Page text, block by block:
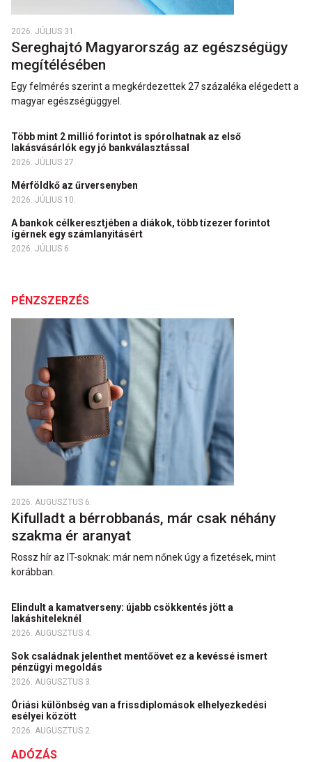
2026. JÚLIUS 31.
Sereghajtó Magyarország az egészségügy
megítélésében
Egy felmérés szerint a megkérdezettek 27 százaléka elégedett a
magyar egészségüggyel.
Több mint 2 millió forintot is spórolhatnak az első
lakásvásárlók egy jó bankválasztással
2026. JÚLIUS 27.
Mérföldkő az űrversenyben
2026. JÚLIUS 10.
A bankok célkeresztjében a diákok, több tízezer forintot
ígérnek egy számlanyitásért
2026. JÚLIUS 6.
PÉNZSZERZÉS
2026. AUGUSZTUS 6.
Kifulladt a bérrobbanás, már csak néhány
szakma ér aranyat
Rossz hír az IT-soknak: már nem nőnek úgy a fizetések, mint
korábban.
Elindult a kamatverseny: újabb csökkentés jött a
lakáshiteleknél
2026. AUGUSZTUS 4.
Sok családnak jelenthet mentőövet ez a kevéssé ismert
pénzügyi megoldás
2026. AUGUSZTUS 3.
Óriási különbség van a frissdiplomások elhelyezkedési
esélyei között
2026. AUGUSZTUS 2.
ADÓZÁS